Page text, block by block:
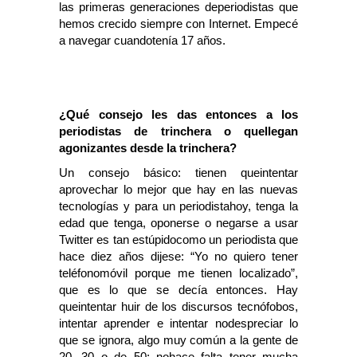
las primeras generaciones deperiodistas que
hemos crecido siempre con Internet. Empecé
a navegar cuandotenía 17 años.
¿Qué consejo les das entonces a los
periodistas de trinchera o quellegan
agonizantes desde la trinchera?
Un consejo básico: tienen queintentar
aprovechar lo mejor que hay en las nuevas
tecnologías y para un periodistahoy, tenga la
edad que tenga, oponerse o negarse a usar
Twitter es tan estúpidocomo un periodista que
hace diez años dijese: “Yo no quiero tener
teléfonomóvil porque me tienen localizado”,
que es lo que se decía entonces. Hay
queintentar huir de los discursos tecnófobos,
intentar aprender e intentar nodespreciar lo
que se ignora, algo muy común a la gente de